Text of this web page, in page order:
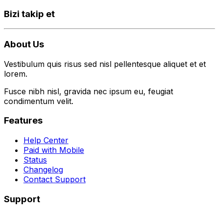
Bizi takip et
About Us
Vestibulum quis risus sed nisl pellentesque aliquet et et
lorem.
Fusce nibh nisl, gravida nec ipsum eu, feugiat
condimentum velit.
Features
Help Center
Paid with Mobile
Status
Changelog
Contact Support
Support